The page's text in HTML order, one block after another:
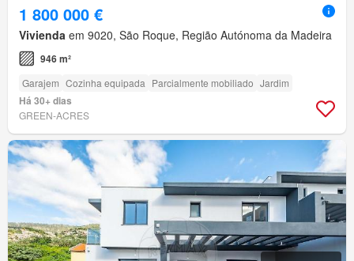
1 800 000 €
Vivienda em 9020, São Roque, Região Autónoma da Madeira
946 m²
Garajem Cozinha equipada Parcialmente mobiliado Jardim
Há 30+ dias
GREEN-ACRES